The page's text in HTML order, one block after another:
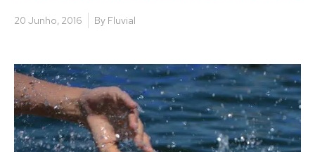
20 Junho, 2016 By Fluvial